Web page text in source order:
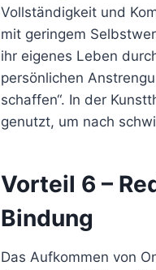
Vollständigkeit und
mit geringem
ihr eigenes Leben
persönlichen
schaffen“. In der
genutzt, um nach
Vorteil 6 –
Bindung
Das Aufkommen von